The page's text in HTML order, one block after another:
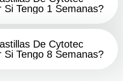
Si Tengo 1 Semanas?
De Cytotec
Si Tengo 8 Semanas?